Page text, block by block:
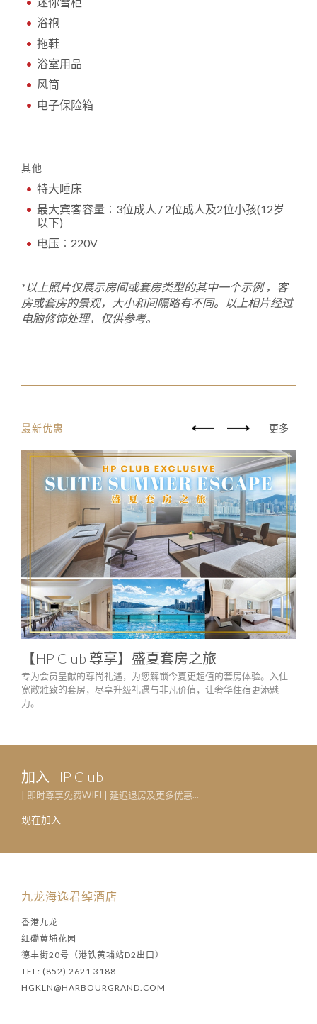
浴袍
拖鞋
浴室用品
风筒
电子保险箱
其他
特大睡床
最大宾客容量︰3位成人 / 2位成人及2位小孩(12岁
以下)
电压︰220V
*以上照片仅展示房间或套房类型的其中一个示例， 客
房或套房的景观，大小和间隔略有不同。以上相片经过
电脑修饰处理，仅供参考。
最新优惠 更多
【HP Club 尊享】盛夏套房之旅
专为会员呈献的尊尚礼遇，为您解锁今夏更超值的套房体验。入住
宽敞雅致的套房，尽享升级礼遇与非凡价值，让奢华住宿更添魅
力。
加入 HP Club
| 即时尊享免费WIFI | 延迟退房及更多优惠...
现在加入
九龙海逸君绰酒店
香港九龙
红磡黄埔花园
德丰街20号（港铁黄埔站D2出口）
TEL: (852) 2621 3188
HGKLN@HARBOURGRAND.COM